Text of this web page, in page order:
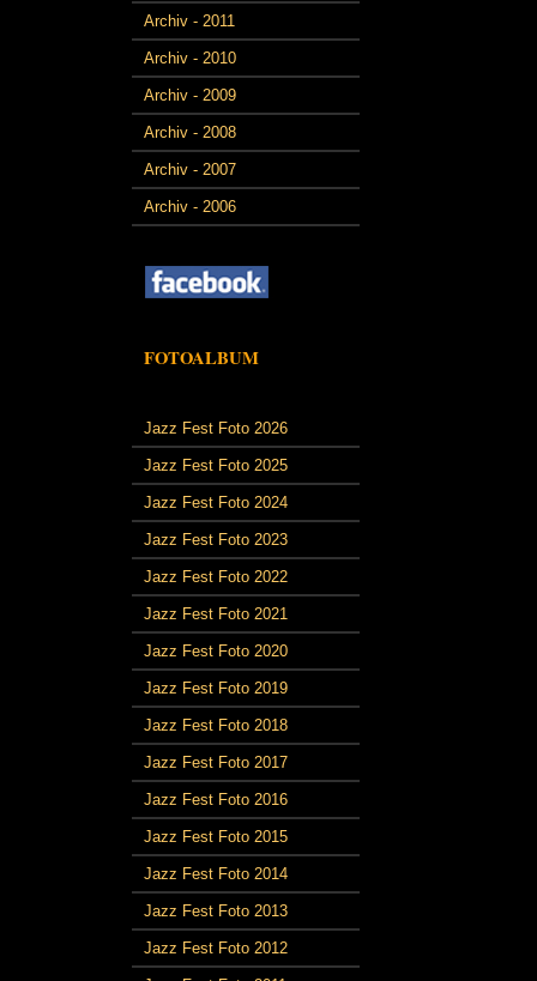
Archiv - 2011
Archiv - 2010
Archiv - 2009
Archiv - 2008
Archiv - 2007
Archiv - 2006
FOTOALBUM
Jazz Fest Foto 2026
Jazz Fest Foto 2025
Jazz Fest Foto 2024
Jazz Fest Foto 2023
Jazz Fest Foto 2022
Jazz Fest Foto 2021
Jazz Fest Foto 2020
Jazz Fest Foto 2019
Jazz Fest Foto 2018
Jazz Fest Foto 2017
Jazz Fest Foto 2016
Jazz Fest Foto 2015
Jazz Fest Foto 2014
Jazz Fest Foto 2013
Jazz Fest Foto 2012